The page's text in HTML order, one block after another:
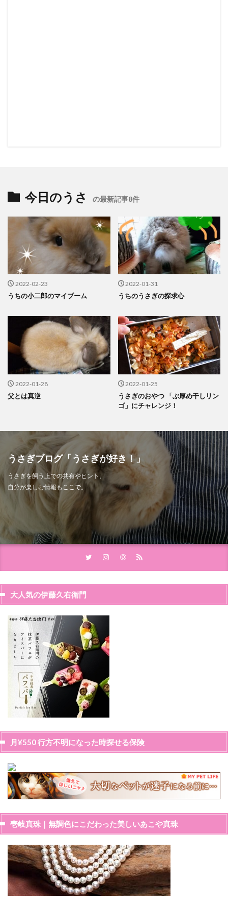
今日のうさ の最新記事8件
2022-02-23
うちの小二郎のマイブーム
2022-01-31
うちのうさぎの探求心
2022-01-28
父とは真逆
2022-01-25
うさぎのおやつ 「ぶ厚め干しリン
ゴ」にチャレンジ！
うさぎブログ「うさぎが好き！」
うさぎを飼う上での共有やヒント、
自分が楽しむ情報もここで。
大人気の伊藤久右衛門
月¥550 行方不明になった時探せる保険
壱岐真珠｜無調色にこだわった美しいあこや真珠